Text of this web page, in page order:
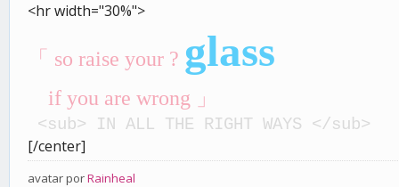
<hr width="30%">
「 so raise your ? glass
if you are wrong 」
<sub> IN ALL THE RIGHT WAYS </sub>
[/center]
avatar porRainheal